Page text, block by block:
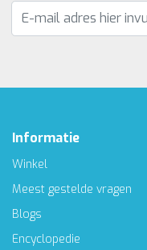
Informatie
Winkel
Meest gestelde vragen
Blogs
Encyclopedie